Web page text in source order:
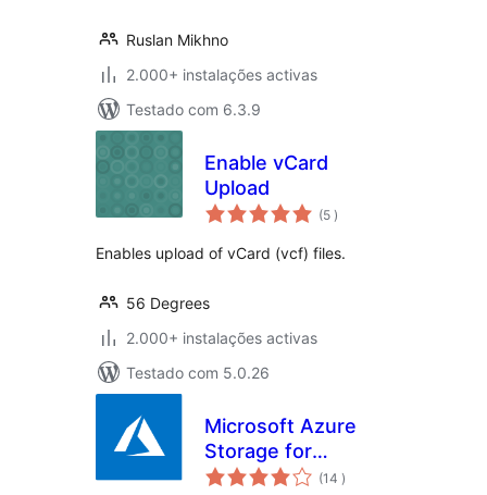
Ruslan Mikhno
2.000+ instalações activas
Testado com 6.3.9
Enable vCard
Upload
(5 classificações
)
Enables upload of vCard (vcf) files.
56 Degrees
2.000+ instalações activas
Testado com 5.0.26
Microsoft Azure
Storage for
WordPress
(14 classificações
)